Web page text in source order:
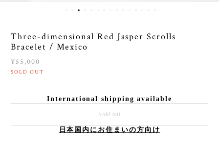
Three-dimensional Red Jasper Scrolls
Bracelet / Mexico
¥55,000
SOLD OUT
International shipping available
Sold out
日本国内にお住まいの方向け